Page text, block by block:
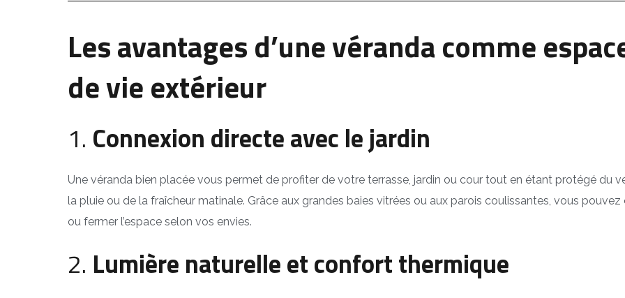
Les avantages d’une véranda comme
de vie extérieur
1. Connexion directe avec le jardin
Une véranda bien placée vous permet de profiter de votre terrasse, jardin ou cour tout en étant protégé du
la pluie ou de la fraîcheur matinale. Grâce aux grandes baies vitrées ou aux parois coulissantes, vous pouvez
ou fermer l’espace selon vos envies.
2. Lumière naturelle et confort thermique